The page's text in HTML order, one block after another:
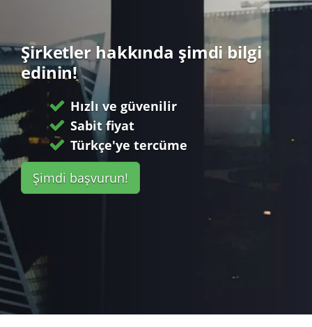
Şirketler hakkında şimdi bilgi
edinin!
Hızlı ve güvenilir
Sabit fiyat
Türkçe'ye tercüme
Şimdi başvurun!